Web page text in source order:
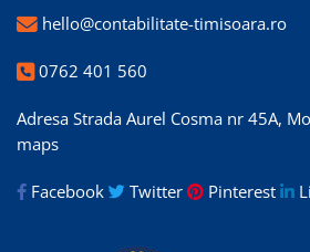
hello@contabilitate-timisoara.ro
0762 401 560
Adresa Strada Aurel Cosma nr 45A,
maps
Facebook Twitter Pinterest